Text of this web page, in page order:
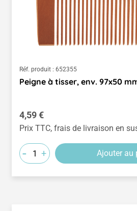
Réf. produit : 652355
Peigne à tisser, env. 97x50
Prix régulier :
4,59 €
Prix TTC, frais de livraison en
- + Ajouter au